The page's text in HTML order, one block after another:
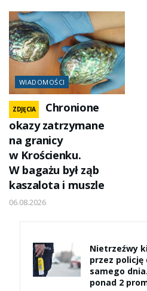
WIADOMOŚCI
ZDJĘCIA
Chronione
okazy zatrzymane
na granicy
w Krościenku.
W bagażu był ząb
kaszalota i muszle
06.08.2026
Nietrzeźwy
przez
samego
ponad 2